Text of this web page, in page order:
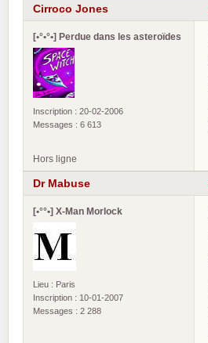
Cirroco Jones
[•°•°•] Perdue dans les asteroïdes
Inscription : 20-02-2006
Messages : 6 613
Hors ligne
Dr Mabuse
[•°°•] X-Man Morlock
Lieu : Paris
Inscription : 10-01-2007
Messages : 2 288